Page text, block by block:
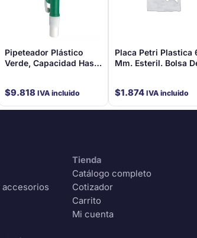
Pipeteador Plástico
Verde, Capacidad Hasta
$9.818 IVA incluido
Placa Petri Plastica
Mm. Esteril. Bolsa
$1.874 IVA incluido
accesorios
Tienda
Catálogo completo
Cotizador
Carrito
Mi cuenta